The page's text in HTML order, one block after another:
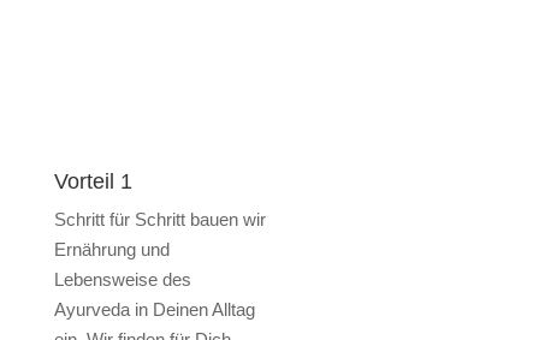
Vorteil 1
Schritt für Schritt bauen wir
Ernährung und
Lebensweise des
Ayurveda in Deinen Alltag